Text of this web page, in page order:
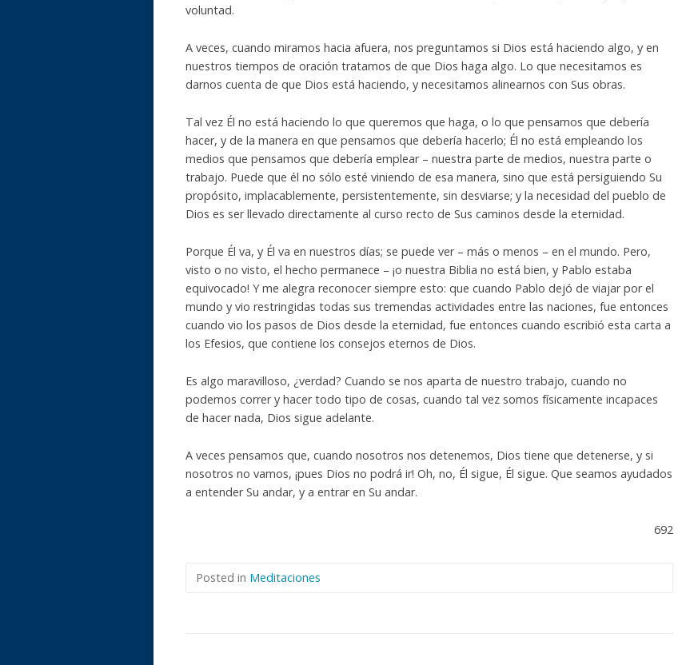
voluntad.
A veces, cuando miramos hacia afuera, nos preguntamos si Dios está haciendo algo, y en
nuestros tiempos de oración tratamos de que Dios haga algo. Lo que necesitamos es
darnos cuenta de que Dios está haciendo, y necesitamos alinearnos con Sus obras.
Tal vez Él no está haciendo lo que queremos que haga, o lo que pensamos que debería
hacer, y de la manera en que pensamos que debería hacerlo; Él no está empleando los
medios que pensamos que debería emplear – nuestra parte de medios, nuestra parte o
trabajo. Puede que él no sólo esté viniendo de esa manera, sino que está persiguiendo Su
propósito, implacablemente, persistentemente, sin desviarse; y la necesidad del pueblo de
Dios es ser llevado directamente al curso recto de Sus caminos desde la eternidad.
Porque Él va, y Él va en nuestros días; se puede ver – más o menos – en el mundo. Pero,
visto o no visto, el hecho permanece – ¡o nuestra Biblia no está bien, y Pablo estaba
equivocado! Y me alegra reconocer siempre esto: que cuando Pablo dejó de viajar por el
mundo y vio restringidas todas sus tremendas actividades entre las naciones, fue entonces
cuando vio los pasos de Dios desde la eternidad, fue entonces cuando escribió esta carta a
los Efesios, que contiene los consejos eternos de Dios.
Es algo maravilloso, ¿verdad? Cuando se nos aparta de nuestro trabajo, cuando no
podemos correr y hacer todo tipo de cosas, cuando tal vez somos físicamente incapaces
de hacer nada, Dios sigue adelante.
A veces pensamos que, cuando nosotros nos detenemos, Dios tiene que detenerse, y si
nosotros no vamos, ¡pues Dios no podrá ir! Oh, no, Él sigue, Él sigue. Que seamos ayudados
a entender Su andar, y a entrar en Su andar.
692
Posted in Meditaciones